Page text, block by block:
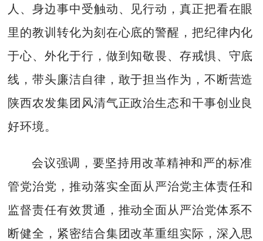
人、身边事中受触动、见行动，真正把看在眼
里的教训转化为刻在心底的警醒，把纪律内化
于心、外化于行，做到知敬畏、存戒惧、守底
线，带头廉洁自律，敢于担当作为，不断营造
陕西农发集团风清气正政治生态和干事创业良
好环境。
会议强调，要坚持用改革精神和严的标准
管党治党，推动落实全面从严治党主体责任和
监督责任有效贯通，推动全面从严治党体系不
断健全，紧密结合集团改革重组实际，深入思